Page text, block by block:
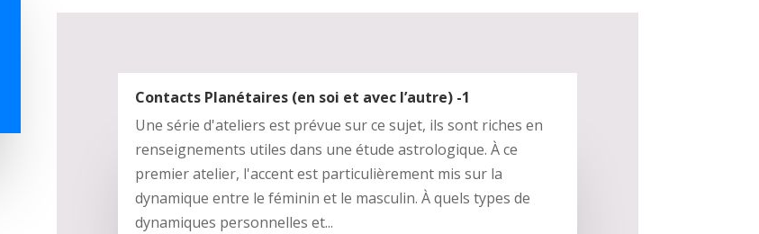
Contacts Planétaires (en soi et avec l’autre) -1
Une série d'ateliers est prévue sur ce sujet, ils sont riches en
renseignements utiles dans une étude astrologique. À ce
premier atelier, l'accent est particulièrement mis sur la
dynamique entre le féminin et le masculin. À quels types de
dynamiques personnelles et...